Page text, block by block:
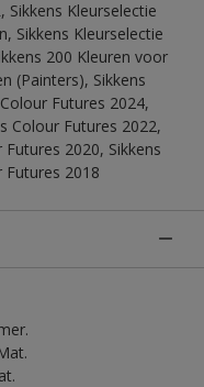
Sikkens Kleurselectie
Sikkens Kleurselectie
200 Kleuren voor
(Painters), Sikkens
Futures 2024,
Colour Futures 2022,
2020, Sikkens
Futures 2018